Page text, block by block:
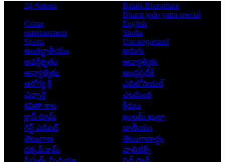
24 గంటలు
Balala Bharatham
Bharat jodo yatra special
Crime
English
entertainment
Shoba
Sports
Uncategorized
అంతర్జాతీయం
అరుగు
అవర్గీకృతం
ఆద్యాత్మికం
ఆధ్యాత్మికం
ఆంధ్రప్రదేశ్
ఆరోగ్య శ్రీ
ఎడిటోరియల్
ఎన్నారై
ఎలమంద
కవితా శాల
క్రీడలు
క్లాస్ రూమ్
ఖుల్లమ్ ఖుల్లా
గెస్ట్ ఎడిటర్
జాతీయం
తెలంగాణ
తెలంగాణార్థం
దక్కన్.కామ్
పాలిటిక్స్